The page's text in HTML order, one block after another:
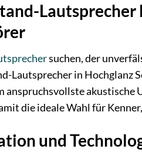
Lautsprecher
suchen, der
Lautsprecher in Hochglanz
akustische
die ideale Wahl für
und